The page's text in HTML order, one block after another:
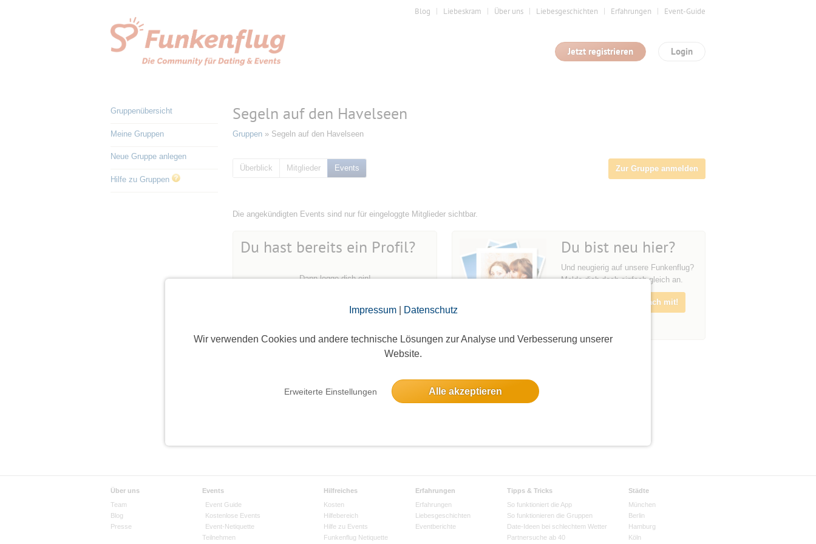
Impressum| Datenschutz
Wir verwenden Cookies und andere technische Lösungen zur Analyse und Verbesserung unserer
Website.
Erweiterte Einstellungen Alle akzeptieren
Blog Liebeskram Über uns Liebesgeschichten Erfahrungen Event-Guide
Login
Jetzt registrieren
Gruppenübersicht
Meine Gruppen
Neue Gruppe anlegen
Hilfe zu Gruppen
Segeln auf den Havelseen
Gruppen » Segeln auf den Havelseen
Überblick Mitglieder Events Zur Gruppe anmelden
Die angekündigten Events sind nur für eingeloggte Mitglieder sichtbar.
Du hast bereits ein Profil?
Dann logge dich ein!
Du bist neu hier?
Und neugierig auf unsere Funkenflug?
Melde dich doch einfach gleich an.
Melde dich an und mach mit!
Über uns
Team
Blog
Presse
Events
Event Guide
Kostenlose Events
Event-Netiquette
Teilnehmen
Hilfreiches
Kosten
Hilfebereich
Hilfe zu Events
Funkenflug Netiquette
Erfahrungen
Erfahrungen
Liebesgeschichten
Eventberichte
Tipps & Tricks
So funktioniert die App
So funktionieren die Gruppen
Date-Ideen bei schlechtem Wetter
Partnersuche ab 40
Städte
München
Berlin
Hamburg
Köln